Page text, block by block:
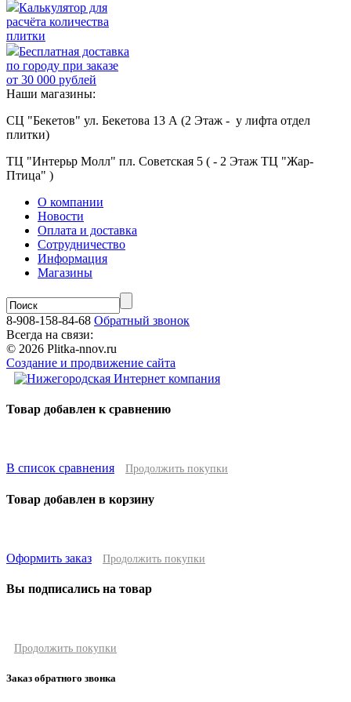
Калькулятор для
расчёта количества
плитки
Бесплатная доставка
по городу при заказе
от 30 000 рублей
Наши магазины:
СЦ "Бекетов" ул. Бекетова 13 А (2 Этаж - у лифта отдел
плитки)
ТЦ "Интерьр Молл" пл. Советская 5 ( - 2 Этаж ТЦ "Жар-
Птица" )
О компании
Новости
Оплата и доставка
Сотрудничество
Информация
Магазины
8-908-158-84-68 Обратный звонок
Всегда на связи:
© 2026 Plitka-nnov.ru
Создание и продвижение сайта
Товар добавлен к сравнению
В список сравнения Продолжить покупки
Товар добавлен в корзину
Оформить заказ Продолжить покупки
Вы подписались на товар
Продолжить покупки
Заказ обратного звонка